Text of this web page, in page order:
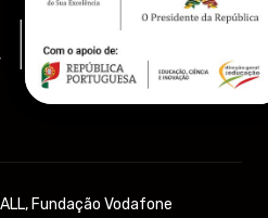
Fundação Vodafone